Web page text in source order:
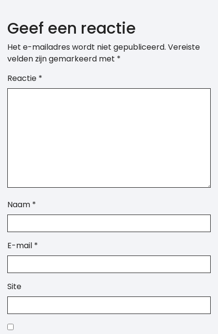
Geef een reactie
Het e-mailadres wordt niet gepubliceerd. Vereiste
velden zijn gemarkeerd met *
Reactie *
Naam *
E-mail *
Site